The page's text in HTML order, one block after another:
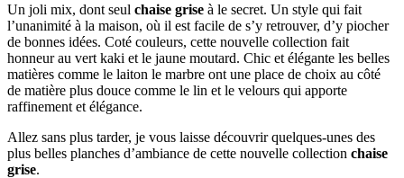
Un joli mix, dont seul chaise grise à le secret. Un style qui fait
l’unanimité à la maison, où il est facile de s’y retrouver, d’y piocher
de bonnes idées. Coté couleurs, cette nouvelle collection fait
honneur au vert kaki et le jaune moutard. Chic et élégante les belles
matières comme le laiton le marbre ont une place de choix au côté
de matière plus douce comme le lin et le velours qui apporte
raffinement et élégance.
Allez sans plus tarder, je vous laisse découvrir quelques-unes des
plus belles planches d’ambiance de cette nouvelle collection chaise
grise.